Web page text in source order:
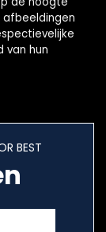
van hun
BEST